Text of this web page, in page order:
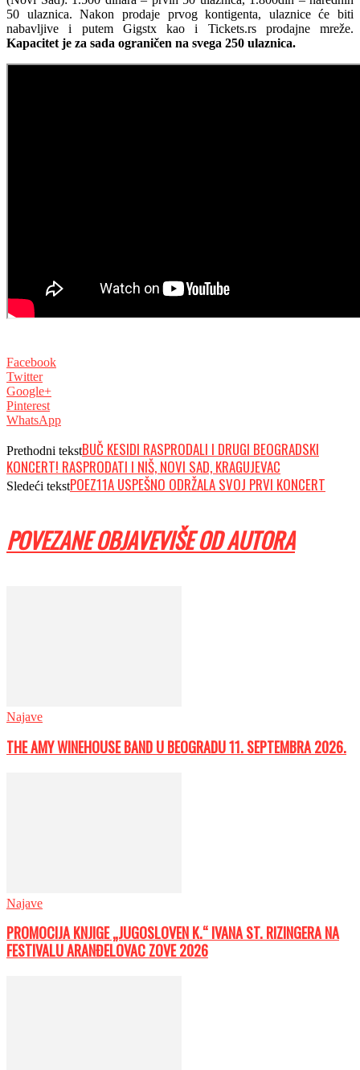
50 ulaznica.Nakon prodaje prvog kontigenta, ulaznice će biti
nabavljive i putem Gigstx kao i Tickets.rs prodajne mreže.
Kapacitet je za sada ograničen na svega 250 ulaznica.
Facebook
Twitter
Google+
Pinterest
WhatsApp
Prethodni tekstBUČ KESIDI RASPRODALI I DRUGI BEOGRADSKI
KONCERT! RASPRODATI I NIŠ, NOVI SAD, KRAGUJEVAC
Sledeći tekstPOEZ11A USPEŠNO ODRŽALA SVOJ PRVI KONCERT
POVEZANE OBJAVEVIŠE OD AUTORA
Najave
THE AMY WINEHOUSE BAND U BEOGRADU 11. SEPTEMBRA 2026.
Najave
PROMOCIJA KNJIGE „JUGOSLOVEN K.“ IVANA ST. RIZINGERA NA
FESTIVALU ARANĐELOVAC ZOVE 2026